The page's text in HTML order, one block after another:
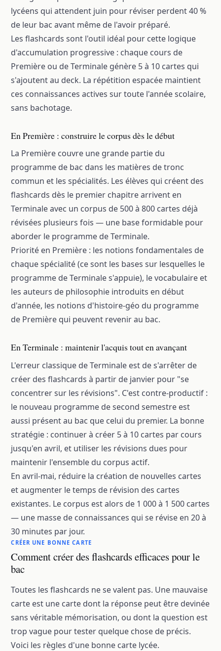
lycéens qui attendent juin pour réviser perdent 40 %
de leur bac avant même de l'avoir préparé.
Les flashcards sont l'outil idéal pour cette logique
d'accumulation progressive : chaque cours de
Première ou de Terminale génère 5 à 10 cartes qui
s'ajoutent au deck. La répétition espacée maintient
ces connaissances actives sur toute l'année scolaire,
sans bachotage.
En Première : construire le corpus dès le début
La Première couvre une grande partie du
programme de bac dans les matières de tronc
commun et les spécialités. Les élèves qui créent des
flashcards dès le premier chapitre arrivent en
Terminale avec un corpus de 500 à 800 cartes déjà
révisées plusieurs fois — une base formidable pour
aborder le programme de Terminale.
Priorité en Première : les notions fondamentales de
chaque spécialité (ce sont les bases sur lesquelles le
programme de Terminale s'appuie), le vocabulaire et
les auteurs de philosophie introduits en début
d'année, les notions d'histoire-géo du programme
de Première qui peuvent revenir au bac.
En Terminale : maintenir l'acquis tout en avançant
L'erreur classique de Terminale est de s'arrêter de
créer des flashcards à partir de janvier pour "se
concentrer sur les révisions". C'est contre-productif :
le nouveau programme de second semestre est
aussi présent au bac que celui du premier. La bonne
stratégie : continuer à créer 5 à 10 cartes par cours
jusqu'en avril, et utiliser les révisions dues pour
maintenir l'ensemble du corpus actif.
En avril-mai, réduire la création de nouvelles cartes
et augmenter le temps de révision des cartes
existantes. Le corpus est alors de 1 000 à 1 500 cartes
— une masse de connaissances qui se révise en 20 à
30 minutes par jour.
CRÉER UNE BONNE CARTE
Comment créer des flashcards efficaces pour le
bac
Toutes les flashcards ne se valent pas. Une mauvaise
carte est une carte dont la réponse peut être devinée
sans véritable mémorisation, ou dont la question est
trop vague pour tester quelque chose de précis.
Voici les règles d'une bonne carte lycée.